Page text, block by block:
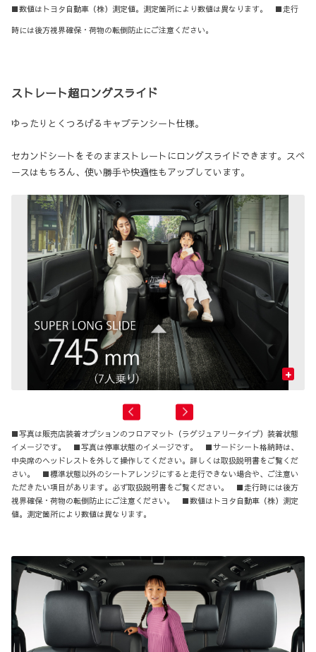
■数値はトヨタ自動車（株）測定値。測定箇所により数値は異なります。 ■走行
時には後方視界確保・荷物の転倒防止にご注意ください。
ストレート超ロングスライド
ゆったりとくつろげるキャプテンシート仕様。
セカンドシートをそのままストレートにロングスライドできます。スペ
ースはもちろん、使い勝手や快適性もアップしています。
+
■写真は販売店装着オプションのフロアマット（ラグジュアリータイプ）装着状態
イメージです。 ■写真は停車状態のイメージです。 ■サードシート格納時は、
中央席のヘッドレストを外して操作してください。詳しくは取扱説明書をご覧くだ
さい。 ■標準状態以外のシートアレンジにすると走行できない場合や、ご注意い
ただきたい項目があります。必ず取扱説明書をご覧ください。 ■走行時には後方
視界確保・荷物の転倒防止にご注意ください。 ■数値はトヨタ自動車（株）測定
値。測定箇所により数値は異なります。